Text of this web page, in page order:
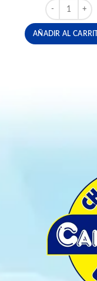
GELATINA
AÑADIR AL